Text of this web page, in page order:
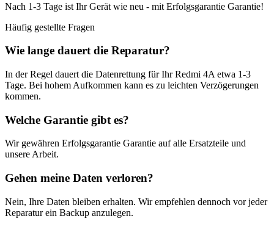
Nach 1-3 Tage ist Ihr Gerät wie neu - mit Erfolgsgarantie Garantie!
Häufig gestellte Fragen
Wie lange dauert die Reparatur?
In der Regel dauert die Datenrettung für IhrRedmi 4A etwa 1-3
Tage. Bei hohem Aufkommen kann es zu leichten Verzögerungen
kommen.
Welche Garantie gibt es?
Wir gewähren Erfolgsgarantie Garantie auf alle Ersatzteile und
unsere Arbeit.
Gehen meine Daten verloren?
Nein, Ihre Daten bleiben erhalten. Wir empfehlen dennoch vor jeder
Reparatur ein Backup anzulegen.